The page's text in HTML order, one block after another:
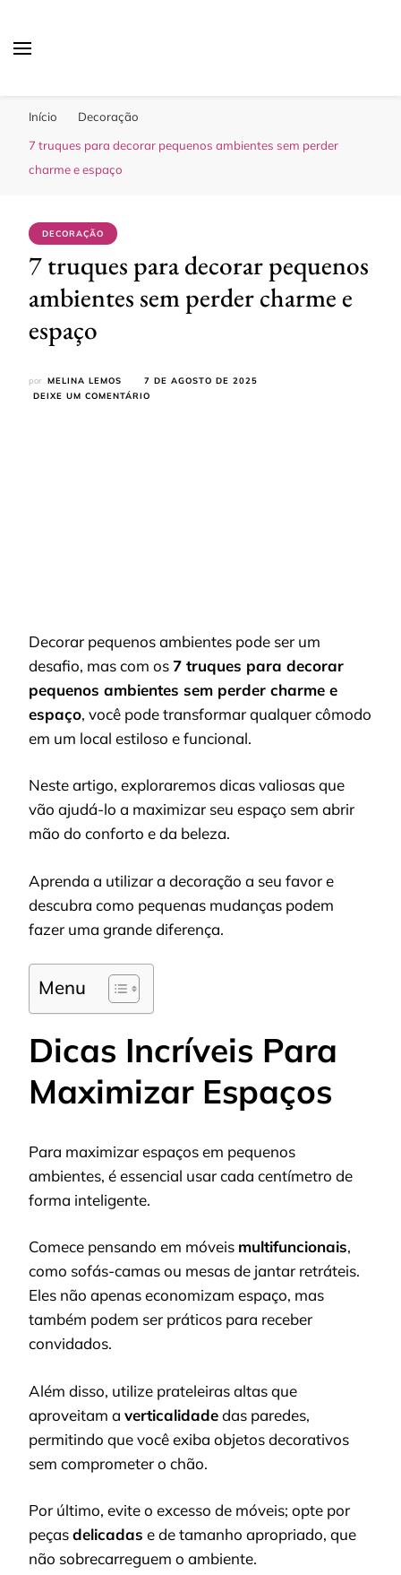
Início
Decoração
7 truques para decorar pequenos ambientes sem perder
charme e espaço
DECORAÇÃO
7 truques para decorar pequenos
ambientes sem perder charme e
espaço
por MELINA LEMOS
7 DE AGOSTO DE 2025
DEIXE UM COMENTÁRIO
Decorar pequenos ambientes pode ser um
desafio, mas com os 7 truques para decorar
pequenos ambientes sem perder charme e
espaço, você pode transformar qualquer cômodo
em um local estiloso e funcional.
Neste artigo, exploraremos dicas valiosas que
vão ajudá-lo a maximizar seu espaço sem abrir
mão do conforto e da beleza.
Aprenda a utilizar a decoração a seu favor e
descubra como pequenas mudanças podem
fazer uma grande diferença.
Menu
Dicas Incríveis Para
Maximizar Espaços
Para maximizar espaços em pequenos
ambientes, é essencial usar cada centímetro de
forma inteligente.
Comece pensando em móveis multifuncionais,
como sofás-camas ou mesas de jantar retráteis.
Eles não apenas economizam espaço, mas
também podem ser práticos para receber
convidados.
Além disso, utilize prateleiras altas que
aproveitam a verticalidadedas paredes,
permitindo que você exiba objetos decorativos
sem comprometer o chão.
Por último, evite o excesso de móveis; opte por
peçasdelicadas e de tamanho apropriado, que
não sobrecarreguem o ambiente.